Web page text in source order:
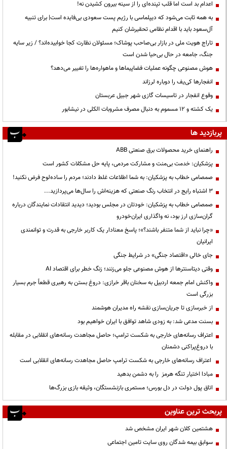
اعدام بد است اما قلب تپنده‌ای را از سینه بیرون کشیدن نه!
به همه ثابت می‌شود که دیپلماسی با رژیم پست سعودی بی‌فایده است| برای تنبیه
آل‌سعود باید با اقدام نظامی تحقیرشان کنیم
تاراج هویت ملی در بازار بی‌صاحب پوشاک؛ مسئولان نظارت کجا خوابیده‌اند؟ / زیر سایه
جنگ، جامعه در حال بی‌حیا شدن است
هوش مصنوعی چگونه عملیات فضاپیماها و ماهواره‌ها را تغییر می‌دهد؟
انفجارها کی‌یف را دوباره لرزاند
وقوع انفجار در تاسیسات گازی شهر جبیل عربستان
یک کشته و ۱۲ مسموم به دنبال مصرف مشروبات الکلی در نیشابور
پربازدید ها
راهنمای خرید محصولات برق صنعتی ABB
پزشکیان: خدمت بی‌منت و مشارکت مردمی، پایه حل مشکلات کشور است
صمصامی خطاب به پزشکیان: به شما اطلاعات غلط دادند؛ مردم را ساده‌لوح فرض نکنید!
3 اشتباه رایج در انتخاب رنگ صنعتی که هزینه‌اش را سال‌ها می‌پردازید...
صمصامی خطاب به پزشکیان: خودتان در مجلس بودید؛ دیدید انتقادات نمایندگان درباره
گران‌سازی ارز بود، نه واگذاری ایران‌خودرو
«چرا نباید از شما متنفر باشند؟»؛ پاسخ معنادار یک کاربر خارجی به قدرت و توانمندی
ایرانیان
جای خالی «اقتصاد جنگی» در شرایط جنگی
وقتی دیتاسنترها از هوش مصنوعی جلو می‌زنند؛ زنگ خطر برای اقتصاد AI
واکنش امام جمعه اردبیل به سخنان باقر خرازی: دروغ بستن به رهبری قطعاً جرم بسیار
بزرگی است
از خبرسازی تا جریان‌سازی نقشه راه مدیران هوشمند
بسنت مدعی شد: به زودی شاهد توافق با ایران خواهیم بود
اعتراف رسانه‌های خارجی به شکست ترامپ؛ حاصل مجاهدت رسانه‌های انقلابی در مقابله
با دروغ‌پراکنی دشمنان
اعتراف رسانه‌های خارجی به شکست ترامپ حاصل مجاهدت رسانه‌های انقلابی است
مبادا اختیار تنگه هرمز را به دشمن بدهید
اتاق پول دولت در دل بورس؛ مستمری بازنشستگان، وثیقه بازی بزرگ‌ها
پربحث ترین عناوین
هشتمین کلان شهر ایران مشخص شد
سوابق بیمه شدگان روی سایت تامین اجتماعی